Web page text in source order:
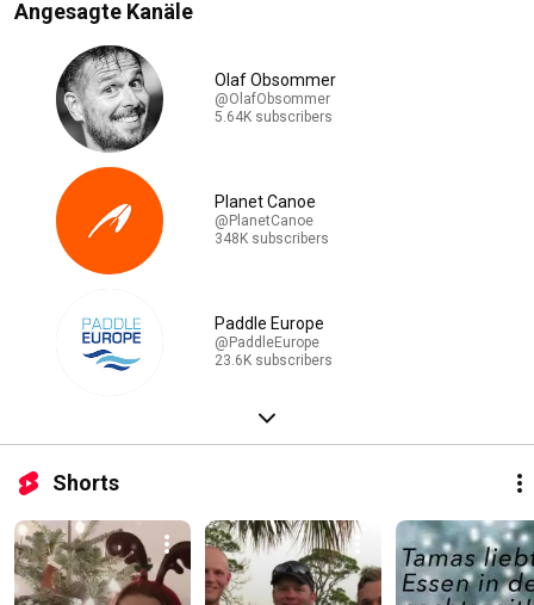
Angesagte Kanäle
Olaf Obsommer
@OlafObsommer
5.64K subscribers
Planet Canoe
@PlanetCanoe
348K subscribers
Paddle Europe
@PaddleEurope
23.6K subscribers
Shorts